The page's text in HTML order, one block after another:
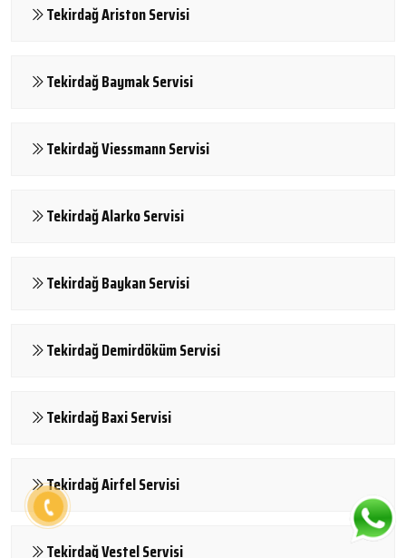
Tekirdağ Ariston Servisi
Tekirdağ Baymak Servisi
Tekirdağ Viessmann Servisi
Tekirdağ Alarko Servisi
Tekirdağ Baykan Servisi
Tekirdağ Demirdöküm Servisi
Tekirdağ Baxi Servisi
Tekirdağ Airfel Servisi
Tekirdağ Vestel Servisi